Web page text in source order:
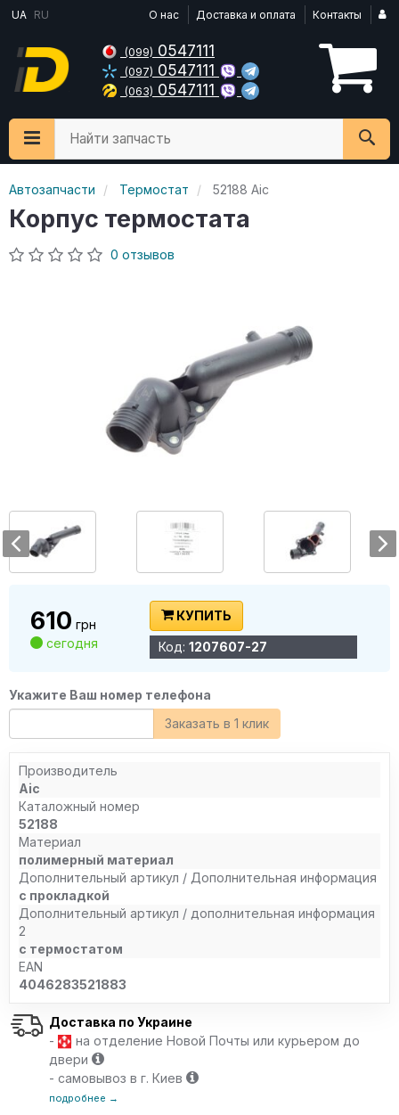
UA RU О нас Доставка и оплата Контакты
(099) 0547111
(097) 0547111
(063) 0547111
Найти запчасть
Автозапчасти Термостат 52188 Aic
Корпус термостата
0 отзывов
610 грн
сегодня
КУПИТЬ
Код: 1207607-27
Укажите Ваш номер телефона
Заказать в 1 клик
Производитель
Aic
Каталожный номер
52188
Материал
полимерный материал
Дополнительный артикул / Дополнительная информация
с прокладкой
Дополнительный артикул / дополнительная информация
2
с термостатом
EAN
4046283521883
Доставка по Украине
-
на отделение Новой Почты или курьером до
двери
- самовывоз в г. Киев
подробнее →